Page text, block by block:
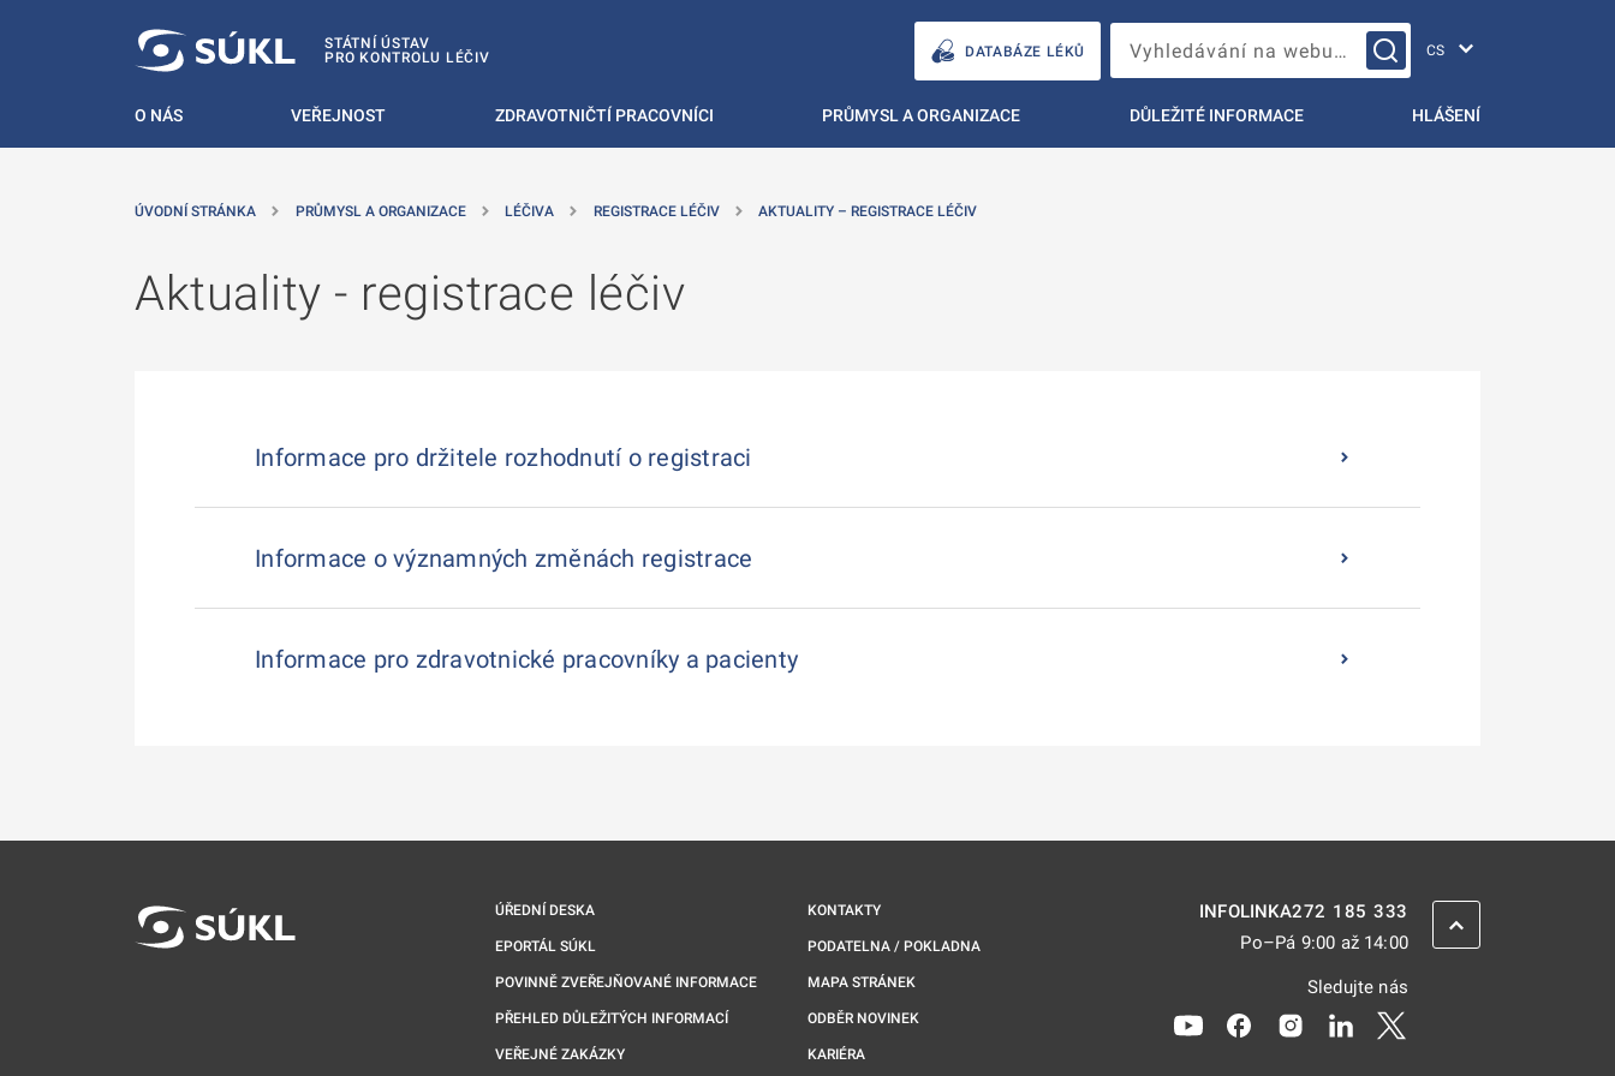
STÁTNÍ ÚSTAV
PRO KONTROLU LÉČIV
DATABÁZE LÉKŮ Vyhledávání na webu…
O NÁS VEŘEJNOST ZDRAVOTNIČTÍ PRACOVNÍCI PRŮMYSL A ORGANIZACE DŮLEŽITÉ INFORMACE HLÁŠENÍ
ÚVODNÍ STRÁNKA PRŮMYSL A ORGANIZACE LÉČIVA REGISTRACE LÉČIV AKTUALITY – REGISTRACE LÉČIV
Aktuality - registrace léčiv
Informace pro držitele rozhodnutí o registraci
Informace o významných změnách registrace
Informace pro zdravotnické pracovníky a pacienty
ÚŘEDNÍ DESKA
EPORTÁL SÚKL
POVINNĚ ZVEŘEJŇOVANÉ INFORMACE
PŘEHLED DŮLEŽITÝCH INFORMACÍ
VEŘEJNÉ ZAKÁZKY
KONTAKTY
PODATELNA / POKLADNA
MAPA STRÁNEK
ODBĚR NOVINEK
KARIÉRA
INFOLINKA272 185 333
Po–Pá 9:00 až 14:00
Sledujte nás
Odkaz se otevře na nové kartě
Odkaz se otevře na nové kartě
Odkaz se otevře na nové kartě
Odkaz se otevře na nové
ZPĚT NAHORU